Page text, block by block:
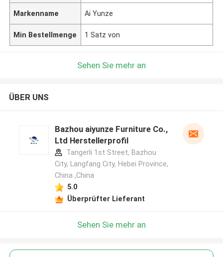
Markenname Ai Yunze
Min Bestellmenge 1 Satz von
Sehen Sie mehr an
ÜBER UNS
Bazhou aiyunze Furniture Co.,
Ltd Herstellerprofil
Tangerli 1st Street, Bazhou
City, Langfang City, Hebei Province,
China ,China
5.0
Überprüfter Lieferant
Sehen Sie mehr an